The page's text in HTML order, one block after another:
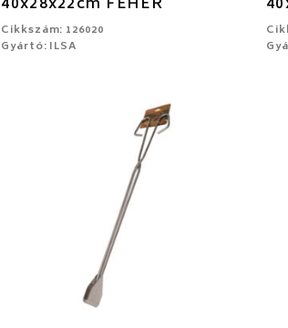
Cikkszám: 126020
Gyártó: ILSA